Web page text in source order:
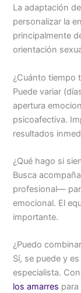
La adaptación
personalizar la
principalmente
orientación
¿Cuánto tiempo
Puede variar
apertura
psicoafectiva.
resultados
¿Qué hago si
Busca
profesional—
emocional. El
importante.
¿Puedo
Sí, se puede y
especialista.
los amarres